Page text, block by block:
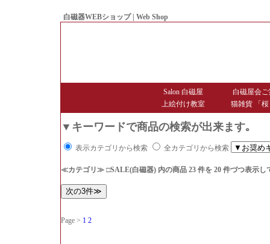
白磁器WEBショップ | Web Shop
Salon 白磁屋
白磁屋会
上絵付け教室
猫雑貨 「
▼キーワードで商品の検索が出来ます｡
表示カテゴリから検索 全カテゴリから検索
≪カテゴリ≫ □SALE(白磁器) 内の商品 23 件を 20 件づつ表示し
Page > 1 2